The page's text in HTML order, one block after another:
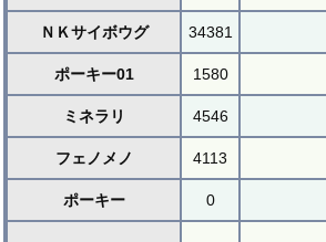
ＮＫサイボウグ 34381
ポーキー01 1580
ミネラリ 4546
フェノメノ 4113
ポーキー 0